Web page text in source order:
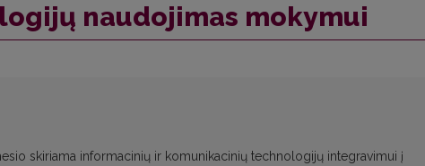
naudojimas mokymui
skiriama informacinių ir komunikacinių technologijų integravimui į